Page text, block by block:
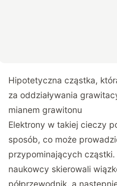
Hipotetyczna cząstka,
za oddziaływania
mianem grawitonu
Elektrony w takiej cieczy
sposób, co może
przypominających
naukowcy skierowali
półprzewodnik, a